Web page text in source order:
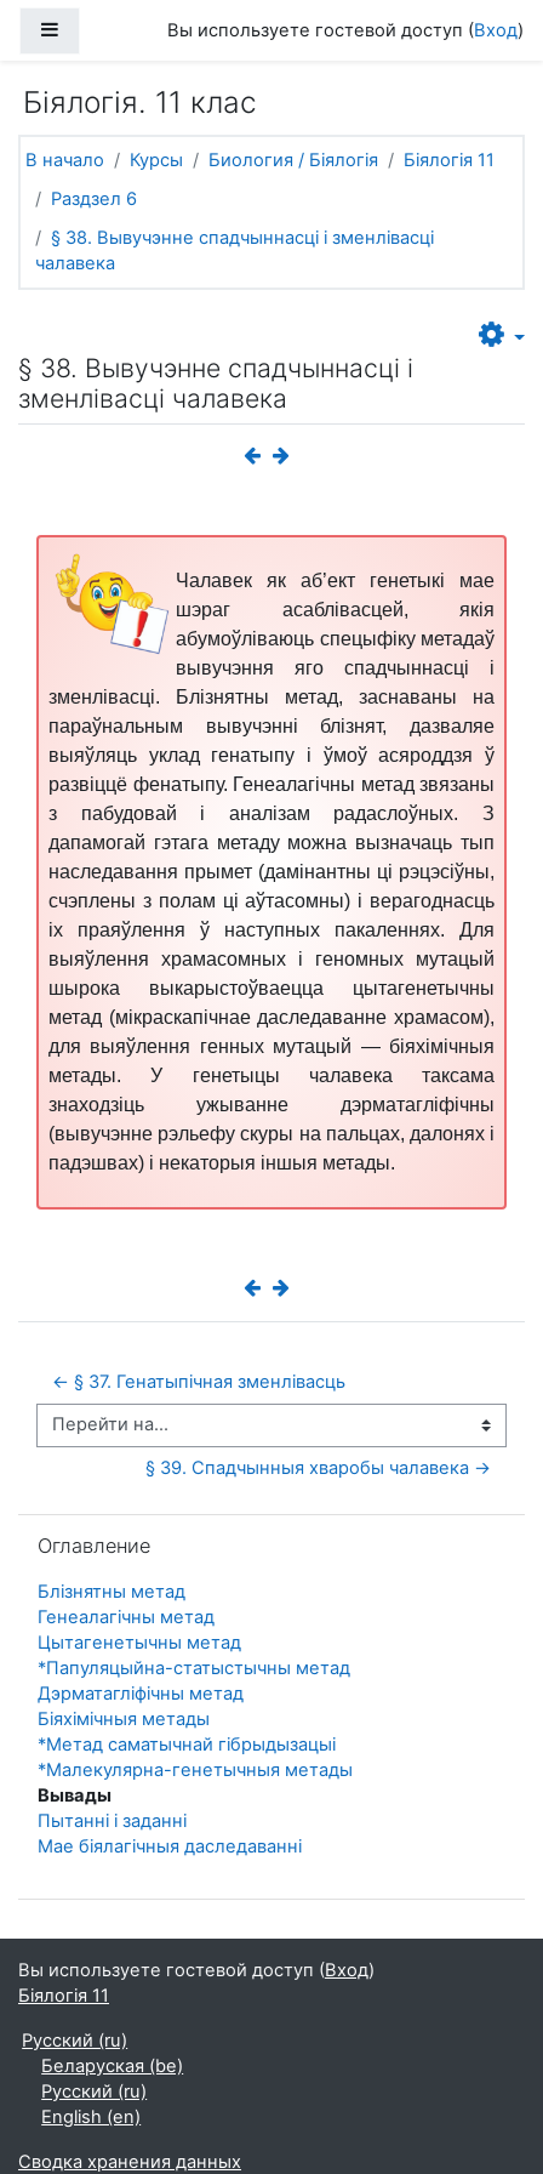
Боковая панельВы используете гостевой доступ (Вход)
Біялогія. 11 клас
В начало Курсы Биология / Біялогія
Біялогія 11
Раздзел 6
§ 38. Вывучэнне спадчыннасці і зменлівасці
чалавека
§ 38. Вывучэнне спадчыннасці і
зменлівасці чалавека
Чалавек як аб’ект генетыкі мае
шэраг асаблівасцей, якія
абумоўліваюць спецыфіку метадаў
вывучэння яго спадчыннасці і
зменлівасці. Блізнятны метад, заснаваны на
параўнальным вывучэнні блізнят, дазваляе
выяўляць уклад генатыпу і ўмоў асяроддзя ў
развіццё фенатыпу. Генеалагічны метад звязаны
з пабудовай і аналізам радаслоўных. З
дапамогай гэтага метаду можна вызначаць тып
наследавання прымет (дамінантны ці рэцэсіўны,
счэплены з полам ці аўтасомны) і верагоднасць
іх праяўлення ў наступных пакаленнях. Для
выяўлення храмасомных і геномных мутацый
шырока выкарыстоўваецца цытагенетычны
метад (мікраскапічнае даследаванне храмасом),
для выяўлення генных мутацый — біяхімічныя
метады. У генетыцы чалавека таксама
знаходзіць ужыванне дэрматагліфічны
(вывучэнне рэльефу скуры на пальцах, далонях і
падэшвах) і некаторыя іншыя метады.
← § 37. Генатыпічная зменлівасць
Перейти на...
§ 39. Спадчынныя хваробы чалавека →
Оглавление
Блізнятны метад
Генеалагічны метад
Цытагенетычны метад
*Папуляцыйна-статыстычны метад
Дэрматагліфічны метад
Біяхімічныя метады
*Метад саматычнай гібрыдызацыі
*Малекулярна-генетычныя метады
Вывады
Пытанні і заданні
Мае біялагічныя даследаванні
Вы используете гостевой доступ (Вход)
Біялогія 11
Русский ‎(ru)‎
Беларуская ‎(be)‎
Русский ‎(ru)‎
English ‎(en)‎
Сводка хранения данных